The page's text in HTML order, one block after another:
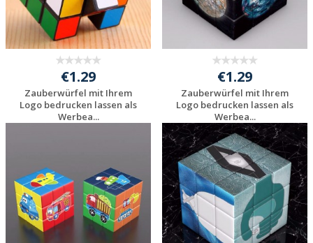
€1.29
Zauberwürfel mit Ihrem
Logo bedrucken lassen als
Werbea...
€1.29
Zauberwürfel mit Ihrem
Logo bedrucken lassen als
Werbea...
Preis unverbindlich
anfragen